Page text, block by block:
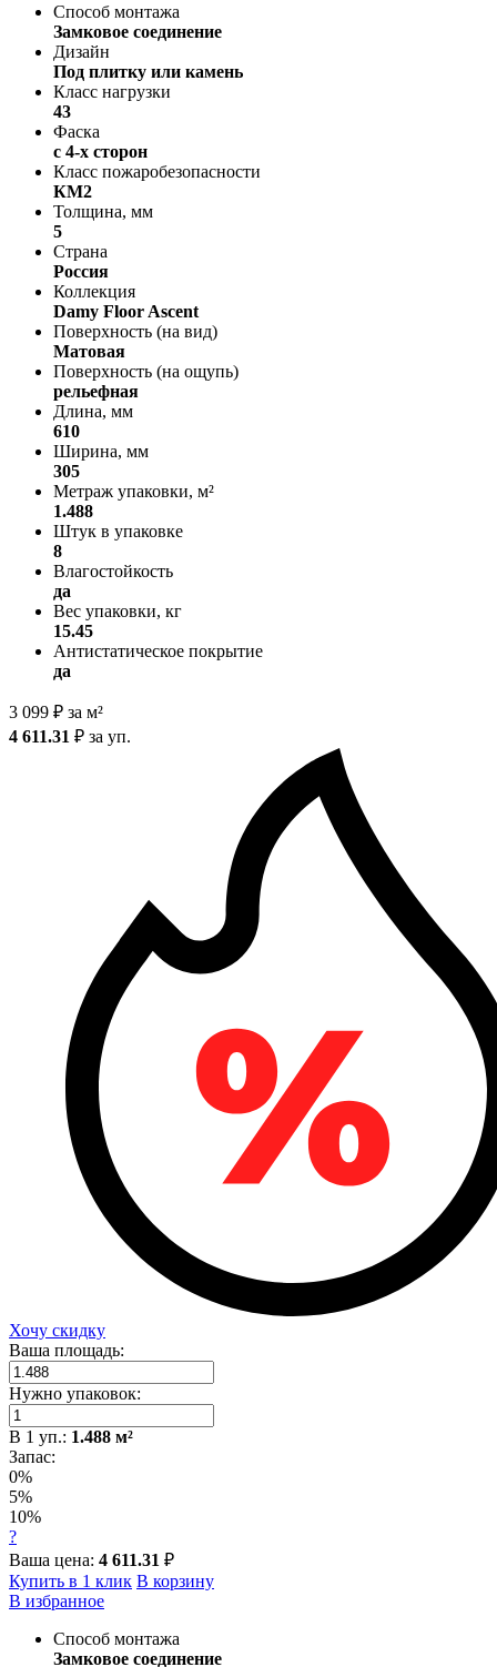
Способ монтажа
Замковое соединение
Дизайн
Под плитку или камень
Класс нагрузки
43
Фаска
с 4-х сторон
Класс пожаробезопасности
КМ2
Толщина, мм
5
Страна
Россия
Коллекция
Damy Floor Ascent
Поверхность (на вид)
Матовая
Поверхность (на ощупь)
рельефная
Длина, мм
610
Ширина, мм
305
Метраж упаковки, м²
1.488
Штук в упаковке
8
Влагостойкость
да
Вес упаковки, кг
15.45
Антистатическое покрытие
да
3 099 ₽ за м²
4 611.31 ₽ за уп.
Хочу скидку
Ваша площадь:
Нужно упаковок:
В 1 уп.: 1.488 м²
Запас:
0%
5%
10%
?
Ваша цена: 4 611.31 ₽
Купить в 1 клик В корзину
В избранное
Способ монтажа
Замковое соединение